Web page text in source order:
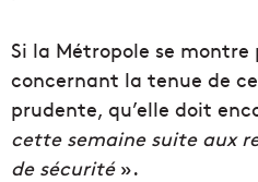
Si la Métropole se
concernant la tenue de
prudente, qu’elle doit
cette semaine suite aux
de sécurité».